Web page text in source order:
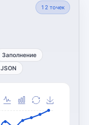
12 точек
Заполнение
JSON